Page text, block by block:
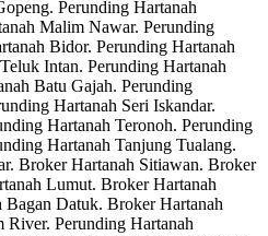
Perunding Hartanah
Malim Nawar. Perunding
Bidor. Perunding Hartanah
Intan. Perunding Hartanah
Batu Gajah. Perunding
Hartanah Seri Iskandar.
Hartanah Teronoh. Perunding
Hartanah Tanjung Tualang.
Broker Hartanah Sitiawan. Broker
Lumut. Broker Hartanah
Datuk. Broker Hartanah
Perunding Hartanah